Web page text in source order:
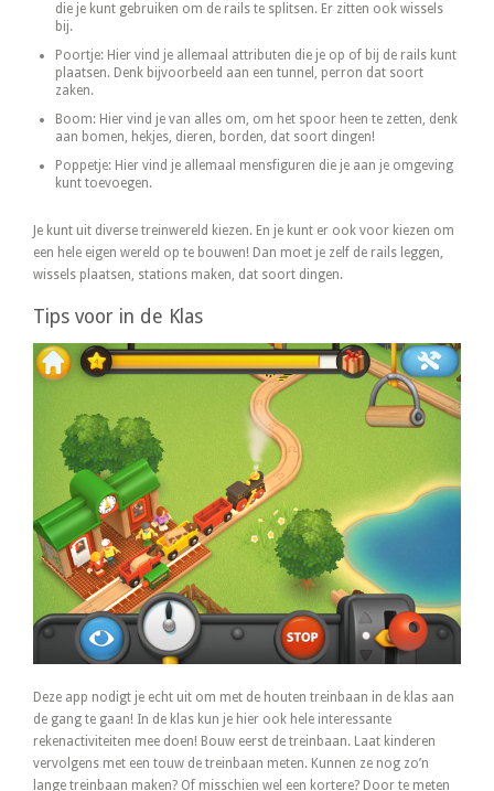
die je kunt gebruiken om de rails te splitsen. Er zitten ook wissels
bij.
Poortje: Hier vind je allemaal attributen die je op of bij de rails kunt
plaatsen. Denk bijvoorbeeld aan een tunnel, perron dat soort
zaken.
Boom: Hier vind je van alles om, om het spoor heen te zetten, denk
aan bomen, hekjes, dieren, borden, dat soort dingen!
Poppetje: Hier vind je allemaal mensfiguren die je aan je omgeving
kunt toevoegen.
Je kunt uit diverse treinwereld kiezen. En je kunt er ook voor kiezen om
een hele eigen wereld op te bouwen! Dan moet je zelf de rails leggen,
wissels plaatsen, stations maken, dat soort dingen.
Tips voor in de Klas
Deze app nodigt je echt uit om met de houten treinbaan in de klas aan
de gang te gaan! In de klas kun je hier ook hele interessante
rekenactiviteiten mee doen! Bouw eerst de treinbaan. Laat kinderen
vervolgens met een touw de treinbaan meten. Kunnen ze nog zo’n
lange treinbaan maken? Of misschien wel een kortere? Door te meten